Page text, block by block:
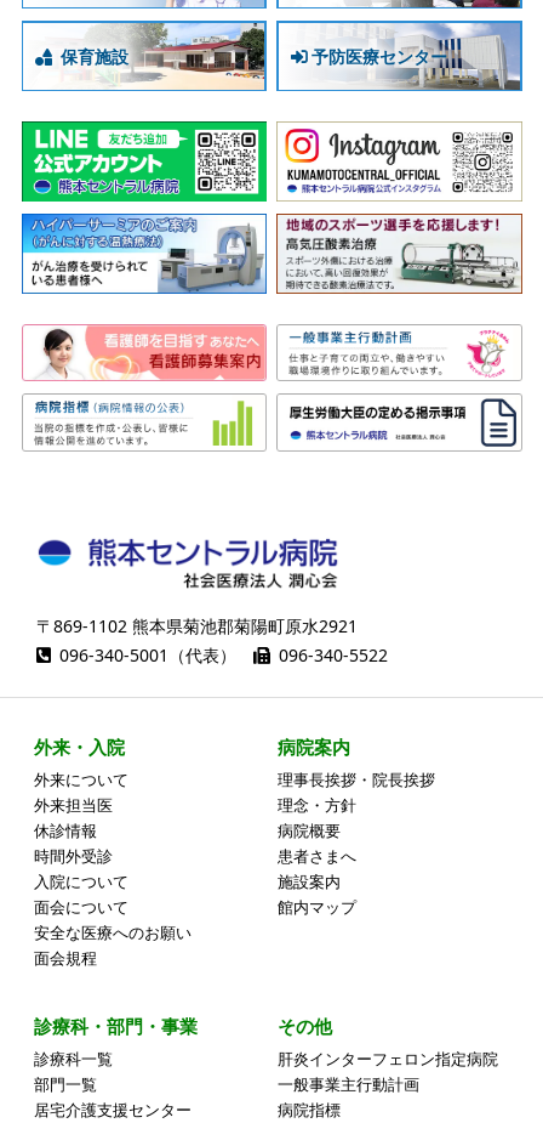
保育施設 予防医療センター
〒869-1102 熊本県菊池郡菊陽町原水2921
096-340-5001（代表）
096-340-5522
外来・入院
外来について
外来担当医
休診情報
時間外受診
入院について
面会について
安全な医療へのお願い
面会規程
病院案内
理事長挨拶・院長挨拶
理念・方針
病院概要
患者さまへ
施設案内
館内マップ
診療科・部門・事業
診療科一覧
部門一覧
居宅介護支援センター
その他
肝炎インターフェロン指定病院
一般事業主行動計画
病院指標